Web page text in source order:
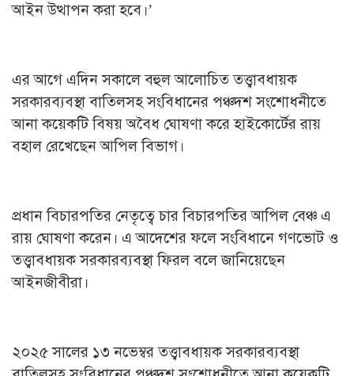
আইন উত্থাপন করা হবে।’
এর আগে এদিন সকালে বহুল আলোচিত তত্ত্বাবধায়ক
সরকারব্যবস্থা বাতিলসহ সংবিধানের পঞ্চদশ সংশোধনীতে
আনা কয়েকটি বিষয় অবৈধ ঘোষণা করে হাইকোর্টের রায়
বহাল রেখেছেন আপিল বিভাগ।
প্রধান বিচারপতির নেতৃত্বে চার বিচারপতির আপিল বেঞ্চ এ
রায় ঘোষণা করেন। এ আদেশের ফলে সংবিধানে গণভোট ও
তত্ত্বাবধায়ক সরকারব্যবস্থা ফিরল বলে জানিয়েছেন
আইনজীবীরা।
২০২৫ সালের ১৩ নভেম্বর তত্ত্বাবধায়ক সরকারব্যবস্থা